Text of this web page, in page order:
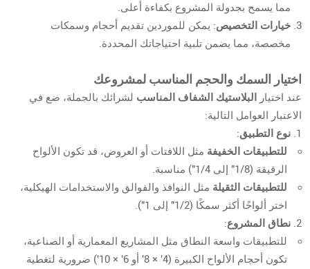
مما يسمح بجدولة المشروع بكفاءة أعلى.
خيارات التخصيص: يمكن للموردين تقديم أحجام وسمكات
مخصصة، مما يضمن تلبية احتياجاتك المحددة.
اختيار السمك والحجم المناسب لمشروعك
عند اختيار البلاستيك الشفاف المناسب لشرائك بالجملة، ضع في
الاعتبار العوامل التالية:
نوع التطبيق:
للتطبيقات الخفيفة مثل اللافتات أو العروض، قد تكون الألواح
الرقيقة (1/8" إلى 1/4") مناسبة.
للتطبيقات الثقيلة مثل النوافذ والفوالق والاستخدامات الهيكلية،
اختر ألواحًا أكثر سمكًا (1/2" إلى 1").
نطاق المشروع:
للتطبيقات واسعة النطاق مثل المشاريع المعمارية أو الصناعية،
تكون أحجام الألواح الكبيرة (4' × 8' أو 6' × 10') ضرورية لتغطية